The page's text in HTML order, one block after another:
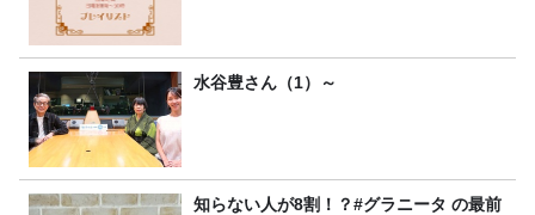
水谷豊さん（1）～
知らない人が8割！？#グラニータ の最前